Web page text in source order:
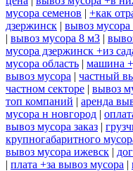
мусора семенов | +как
дзержинск | вывоз
| вывоз мусора 8 м3 |
мусора дзержинск +из
мусора область | машина
вывоз мусора | частный
частном секторе | вывоз
топ компаний | аренда
мусора н новгород |
вывоз мусора заказ |
крупногабаритного
вывоз мусора ижевск |
| плата +за вывоз мусора |